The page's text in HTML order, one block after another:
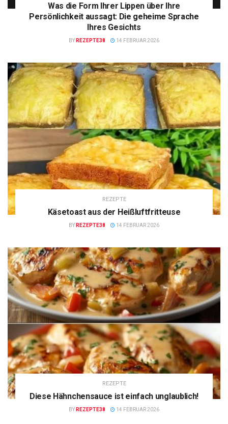
Was die Form Ihrer Lippen über Ihre
Persönlichkeit aussagt: Die geheime Sprache
Ihres Gesichts
BY REZEPTE38 14 FEBRUAR 2026
REZEPTE
Käsetoast aus der Heißluftfritteuse
BY REZEPTE38 14 FEBRUAR 2026
REZEPTE
Diese Hähnchensauce ist einfach unglaublich!
BY REZEPTE38 14 FEBRUAR 2026